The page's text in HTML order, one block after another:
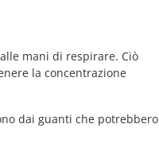
mani di respirare. Ciò
la concentrazione
dai guanti che potrebbero